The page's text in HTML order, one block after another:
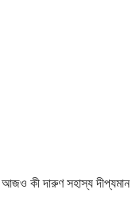
কী দারুণ সহাস্য